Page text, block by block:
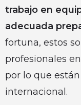
trabajo en
adecuada
fortuna, estos
profesionales
por lo que
internacional.